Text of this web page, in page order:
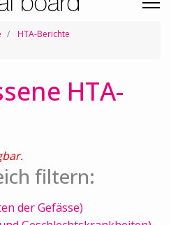
HTA-Berichte
HTA-
filtern:
der Gefässe)